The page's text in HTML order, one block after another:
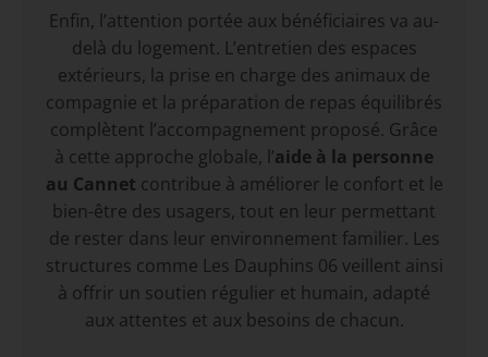
Enfin, l’attention portée aux bénéficiaires va au-
delà du logement. L’entretien des espaces
extérieurs, la prise en charge des animaux de
compagnie et la préparation de repas équilibrés
complètent l’accompagnement proposé. Grâce
à cette approche globale, l’aide à la personne
au Cannet contribue à améliorer le confort et le
bien-être des usagers, tout en leur permettant
de rester dans leur environnement familier. Les
structures comme Les Dauphins 06 veillent ainsi
à offrir un soutien régulier et humain, adapté
aux attentes et aux besoins de chacun.